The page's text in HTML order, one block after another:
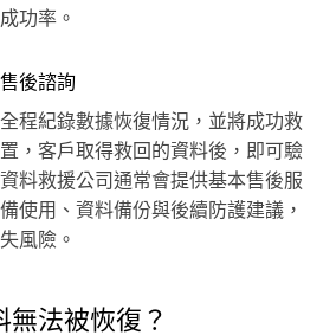
功率。
後諮詢
程紀錄數據恢復情況，並將成功救
，客戶取得救回的資料後，即可驗
料救援公司通常會提供基本售後服
使用、資料備份與後續防護建議，
風險。
無法被恢復？